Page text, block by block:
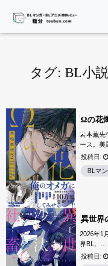
タグ: BL小
Ωの花
岩本薫先
ース。美
投稿日:
BLマ
異世界
2026年1
界BL。...
投稿日: